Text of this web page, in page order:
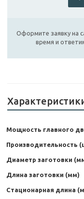
Оформите заявку на
время и
Мощность главного
Производительность
Диаметр заготовки
Длина заготовки (мм)
Стационарная длина